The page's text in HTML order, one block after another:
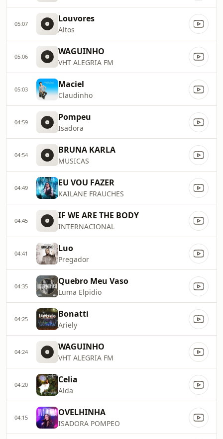
05:07 Louvores
Altos
05:06 WAGUINHO
VHT ALEGRIA FM
05:03 Maciel
Claudinho
04:59 Pompeu
Isadora
04:54 BRUNA KARLA
MUSICAS
04:49 EU VOU FAZER
KAILANE FRAUCHES
04:45 IF WE ARE THE BODY
INTERNACIONAL
04:41 Luo
Pregador
04:35 Quebro Meu Vaso
Luma Elpidio
04:25 Bonatti
Ariely
04:24 WAGUINHO
VHT ALEGRIA FM
04:20 Celia
Alda
04:15 OVELHINHA
ISADORA POMPEO